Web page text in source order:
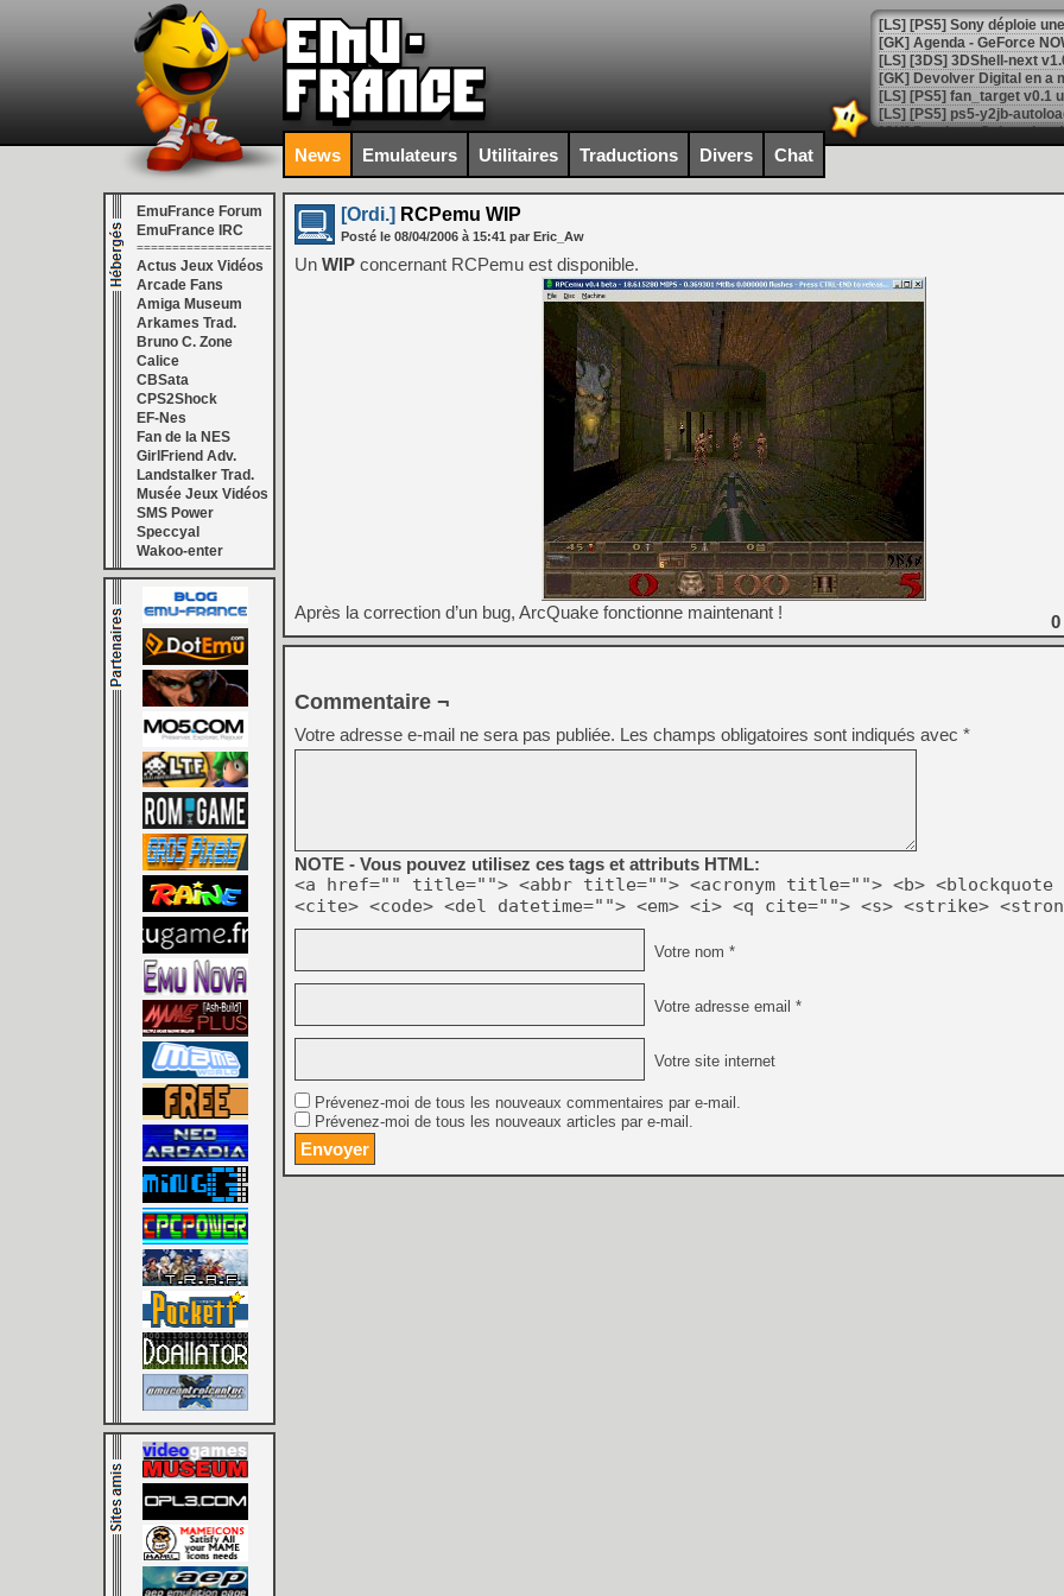
[GK] Agenda - GeForce
[GK] Devolver Digital en a
[LS] [PS5] ps5-y2jb-
[GK] Pourquoi Marvel
[GK] Test : Restory : Chill
[GK] GTA 6 : Rockstar
[GK] Hot Wheels Infinite
[GK] Mémoire cash -
[GK] Résultats Nintendo :
[GK] Déjà des
[Mo5] Brickboy cherche à
[GK] Minecraft et ses «
[GK] Beast of
[GK] Ubisoft : fin de partie
[GK] Mémoire cash -
[GK] Dan Houser (GTA)
[GK] Comment EA Sports
[GK] Crimson Moon : un
[GK] Isle of Reveries : le
[GK] Moonlighter 2 : The
[GK] Capcom relance
[Mo5] Deux inédits du
[GK] Le beat'em up The
[GK] Endless Legend 2 :
[LS] [PS5] Le WebKit
[GK] Oubliez Crazy Taxi,
[LS] [Switch] NSZ 5.0.0
[GK] No More Room in
News Emulateurs Utilitaires Traductions Divers Chat
EmuFrance Forum
EmuFrance IRC
===================
Actus Jeux Vidéos
Arcade Fans
Amiga Museum
Arkames Trad.
Bruno C. Zone
Calice
CBSata
CPS2Shock
EF-Nes
Fan de la NES
GirlFriend Adv.
Landstalker Trad.
Musée Jeux Vidéos
SMS Power
Speccyal
Wakoo-enter
[Ordi.] RCPemu WIP
Posté le 08/04/2006 à 15:41 par Eric_Aw
Un WIP concernant RCPemu est disponible.
Après la correction d’un bug, ArcQuake fonctionne maintenant ! 0
Commentaire ¬
Votre adresse e-mail ne sera pas publiée. Les champs obligatoires sont indiqués avec *
NOTE - Vous pouvez utilisez ces tags et attributs HTML:
<a href="" title=""> <abbr title=""> <acronym title=""> <b> <blockquote
<cite> <code> <del datetime=""> <em> <i> <q cite=""> <s> <strike>
Votre nom *
Votre adresse email *
Votre site internet
Prévenez-moi de tous les nouveaux commentaires par e-mail.
Prévenez-moi de tous les nouveaux articles par e-mail.